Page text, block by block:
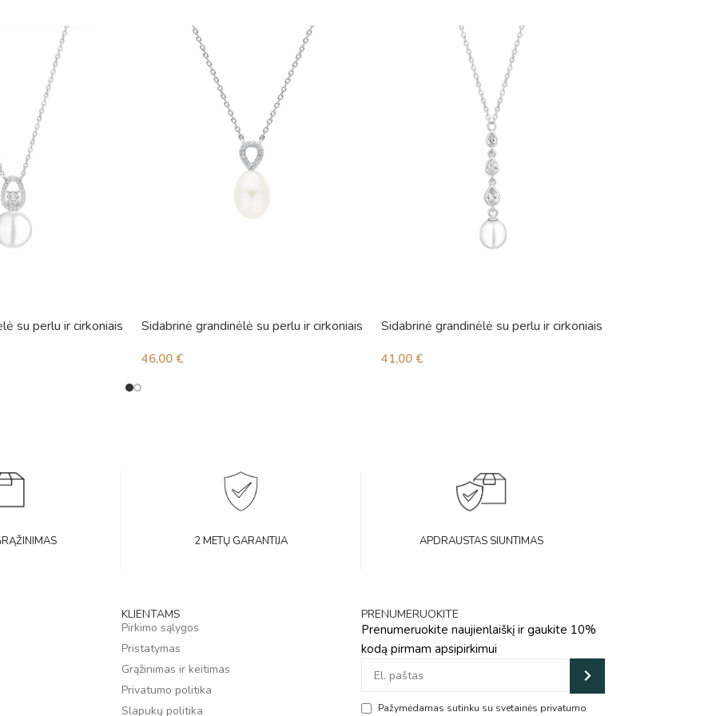
su perlu ir cirkoniais Sidabrinė grandinėlė su perlu ir cirkoniais
46,00 €
Sidabrinė grandinėlė su perlu ir cirkoniais
41,00 €
2 METŲ GARANTIJA APDRAUSTAS SIUNTIMAS
KLIENTAMS
Pirkimo sąlygos
Pristatymas
Grąžinimas ir keitimas
Privatumo politika
Slapukų politika
PRENUMERUOKITE
Prenumeruokite naujienlaiškį ir gaukite 10%
kodą pirmam apsipirkimui
Pažymėdamas sutinku su svetainės privatumo